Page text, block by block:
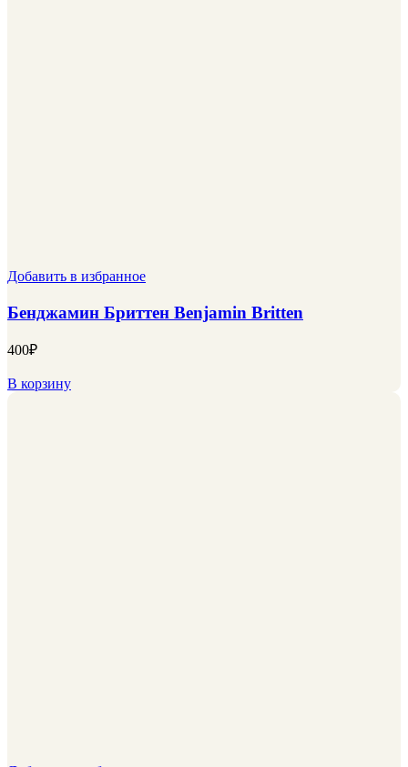
Добавить в избранное
Бенджамин Бриттен Benjamin Britten
400₽
В корзину